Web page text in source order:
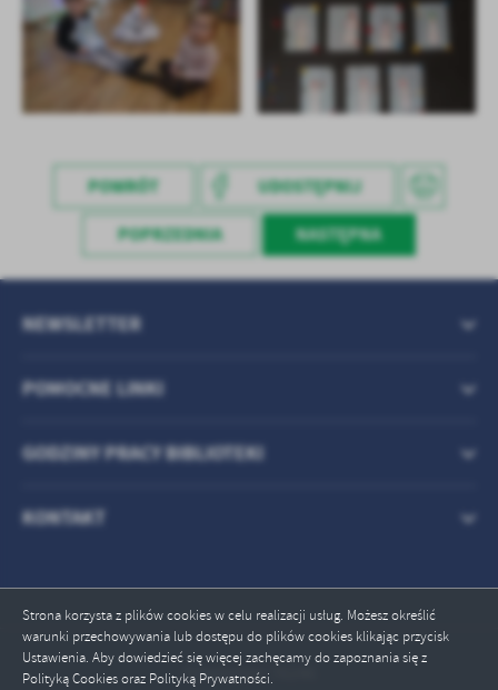
Strona korzysta z plików cookies w celu realizacji usług. Możesz określić
warunki przechowywania lub dostępu do plików cookies klikając przycisk
Ustawienia. Aby dowiedzieć się więcej zachęcamy do zapoznania się z
Polityką Cookies oraz Polityką Prywatności.
POWRÓT UDOSTĘPNIJ
POPRZEDNIA NASTĘPNA
POMOCNE LINKI
NEWSLETTER
GODZINY PRACY BIBLIOTEKI
KONTAKT
Odwiedzin: 76246